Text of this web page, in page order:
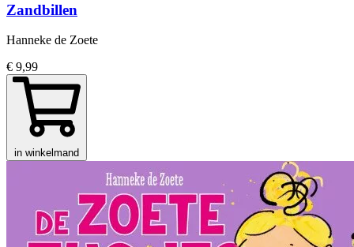
Zandbillen
Hanneke de Zoete
€ 9,99
in winkelmand